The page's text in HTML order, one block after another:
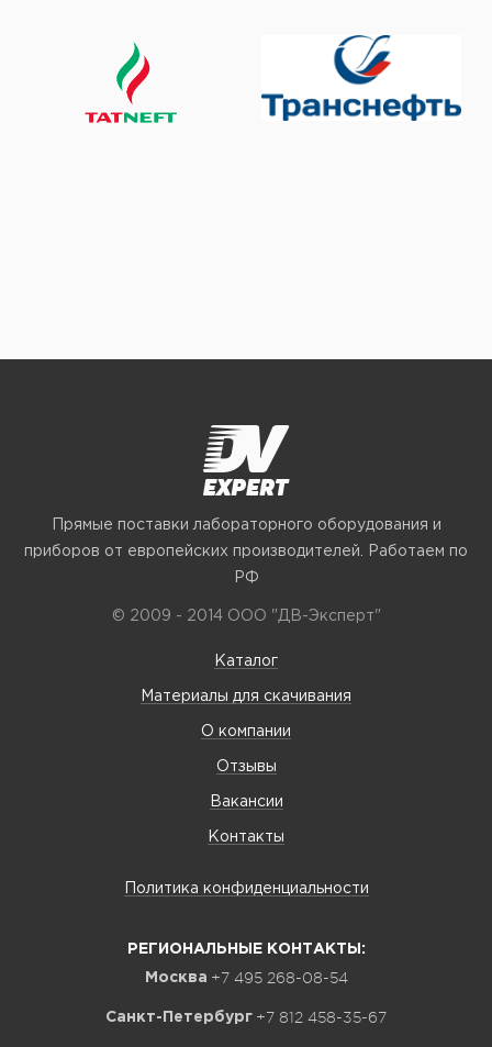
Прямые поставки лабораторного оборудования и
приборов от европейских производителей. Работаем по
РФ
© 2009 - 2014 ООО "ДВ-Эксперт"
Каталог
Материалы для скачивания
О компании
Отзывы
Вакансии
Контакты
Политика конфиденциальности
РЕГИОНАЛЬНЫЕ КОНТАКТЫ:
Москва +7 495 268-08-54
Санкт-Петербург +7 812 458-35-67